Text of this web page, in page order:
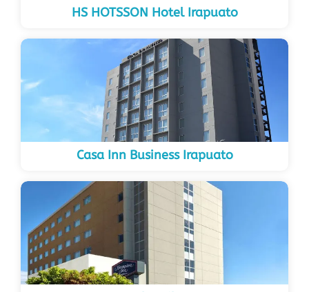
HS HOTSSON Hotel Irapuato
Casa Inn Business Irapuato